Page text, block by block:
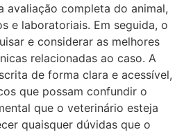
avaliação completa do animal,
e laboratoriais. Em seguida, o
e considerar as melhores
relacionadas ao caso. A
de forma clara e acessível,
que possam confundir o
que o veterinário esteja
quaisquer dúvidas que o